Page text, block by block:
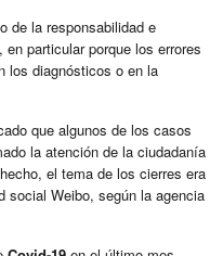
de la responsabilidad e
particular porque los errores
los diagnósticos o en la
que algunos de los casos
la atención de la ciudadanía
el tema de los cierres era
social Weibo, según la agencia